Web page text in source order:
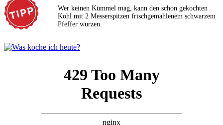
Wer keinen Kümmel mag, kann den schon gekochten
Kohl mit 2 Messerspitzen frischgemahlenem schwarzem
Pfeffer würzen.